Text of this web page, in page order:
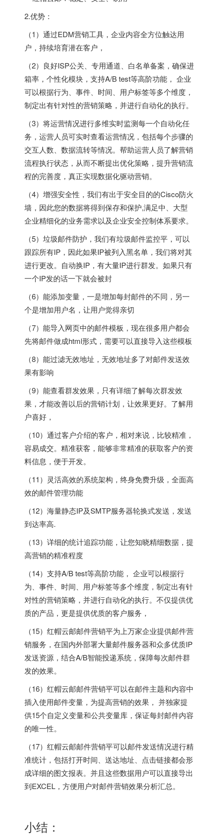
2.优势：
（1）通过EDM营销工具，企业内容全方位触达用
户，持续培育潜在客户，
（2）良好ISP公关、专用通道、白名单备案，确保进
箱率，个性化模块，支持A/B test等高阶功能， 企业
可以根据行为、事件、时间、用户标签等多个维度，
制定出有针对性的营销策略，并进行自动化的执行。
（3）将运营情况进行多维实时监测每一个自动化任
务，运营人员可实时查看运营情况，包括每个步骤的
交互人数、数据流转等情况。帮助运营人员了解营销
流程执行状态，从而不断提出优化策略，提升营销流
程的完善度，真正实现数据化驱动营销。
（4）增强安全性，我们有出于安全目的的Cisco防火
墙，因此您的数据将得到保存和保护,满足中、大型
企业精细化的业务需求以及企业安全控制体系要求。
（5）垃圾邮件防护，我们有垃圾邮件监控平，可以
跟踪所有IP，因此如果IP被列入黑名单，我们将对其
进行更改。自动换IP，有大量IP进行群发。如果只有
一个IP发的话一下就会被封
（6）能添加变量，一是增加每封邮件的不同，另一
个是增加用户名，让用户觉得亲切
（7）能导入网页中的邮件模板，现在很多用户都会
先将邮件做成html形式，需要可以直接导入这些模板
（8）能过滤无效地址，无效地址多了对邮件发送效
果有影响
（9）能查看群发效果，只有详细了解每次群发效
果，才能改善以后的营销计划，让效果更好。了解用
户喜好，
（10）通过客户介绍的客户，相对来说，比较精准，
容易成交。精准获客，能够非常精准的获取客户的资
料信息，便于开发。
（11）灵活高效的系统架构，终身免费升级，全面高
效的邮件管理功能
（12）海量静态IP及SMTP服务器轮换式发送，发送
到达率高.
（13）详细的统计追踪功能，让您知晓精细数据，提
高营销的精准程度
（14）支持A/B test等高阶功能， 企业可以根据行
为、事件、时间、用户标签等多个维度，制定出有针
对性的营销策略，并进行自动化的执行。不仅提供优
质的产品，更是提供优质的客户服务，
（15）红帽云邮邮件营销平为上万家企业提供邮件营
销服务，在国内外部署大量邮件服务器和众多优质IP
发送资源，结合A/B智能投递系统，保障每次邮件群
发的效果。
（16）红帽云邮邮件营销平可以在邮件主题和内容中
插入使用邮件变量，为提高营销的效果， 并独家提
供15个自定义变量和公共变量库，保证每封邮件内容
的唯一性。
（17）红帽云邮邮件营销平可以邮件发送情况进行精
准统计，包括打开时间、送达地址、点击链接都会形
成详细的图文报表。并且这些数据用户可以直接导出
到EXCEL，方便用户对邮件营销效果分析汇总。
小结：